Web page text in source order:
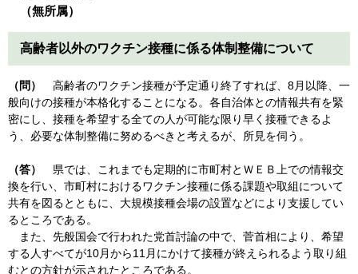
（無所属）
高齢者以外のワクチン接種に係る体制整備について
（問） 高齢者のワクチン接種が予定通り終了すれば、8月以降、一
般向けの接種が本格化することになる。各自治体との情報共有を緊
密にし、接種を希望する全ての人が可能な限り早く接種できるよ
う、必要な体制整備に努めるべきと考えるが、所見を伺う。
（答） 県では、これまでも定期的に市町村とＷＥＢ上での情報交
換を行い、市町村におけるワクチン接種に係る課題や取組について
共有を図るとともに、大規模接種会場の設置などにより支援してい
るところである。
また、先般国会で行われた党首討論の中で、菅首相により、希望
する人すべてが10月から11月にかけて接種が終えられるよう取り組
むとの方針が示されたところである。